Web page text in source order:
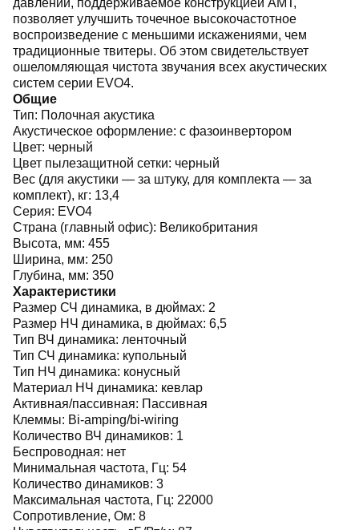
давлении, поддерживаемое конструкцией AMT,
позволяет улучшить точечное высокочастотное
воспроизведение с меньшими искажениями, чем
традиционные твитеры. Об этом свидетельствует
ошеломляющая чистота звучания всех акустических
систем серии EVO4.
Общие
Тип: Полочная акустика
Акустическое оформление: с фазоинвертором
Цвет: черный
Цвет пылезащитной сетки: черный
Вес (для акустики — за штуку, для комплекта — за
комплект), кг: 13,4
Серия: EVO4
Страна (главный офис): Великобритания
Высота, мм: 455
Ширина, мм: 250
Глубина, мм: 350
Характеристики
Размер СЧ динамика, в дюймах: 2
Размер НЧ динамика, в дюймах: 6,5
Тип ВЧ динамика: ленточный
Тип СЧ динамика: купольный
Тип НЧ динамика: конусный
Материал НЧ динамика: кевлар
Активная/пассивная: Пассивная
Клеммы: Bi-amping/bi-wiring
Количество ВЧ динамиков: 1
Беспроводная: нет
Минимальная частота, Гц: 54
Количество динамиков: 3
Максимальная частота, Гц: 22000
Сопротивление, Ом: 8